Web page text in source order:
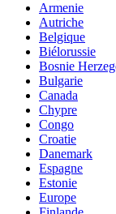
Armenie
Autriche
Belgique
Biélorussie
Bosnie
Bulgarie
Canada
Chypre
Congo
Croatie
Danemark
Espagne
Estonie
Europe